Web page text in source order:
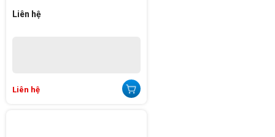
Liên hệ
Liên hệ